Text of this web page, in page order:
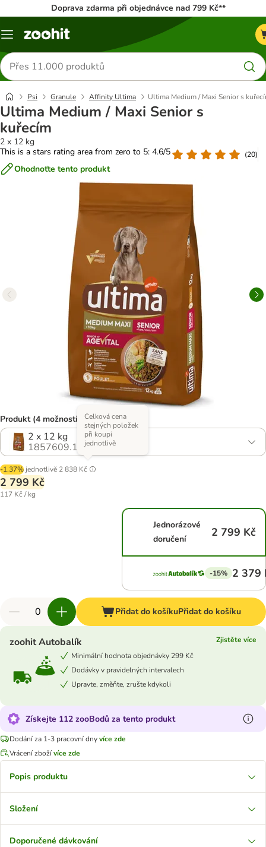
Doprava zdarma při objednávce nad 799 Kč**
Menu
Hledat
produkty
Psi Granule Affinity Ultima Ultima Medium / Maxi Senior s
Ultima Medium / Maxi Senior s
kuřecím
2 x 12 kg
This is a stars rating area from zero to 5: 4.6/5
(20)
Ohodnoťte tento produkt
Produkt (4 možností)
2 x 12 kg
1857609.1
-1.37% jednotlivě 2 838 Kč
Celková cena
stejných položek
při koupi
jednotlivě
2 799 Kč
117 Kč / kg
Jednorázové
doručení
2 799 Kč
-15% 2 379
Přidat do košíkuPřidat do košíku
zoohit Autobalík
Zjistěte více
Minimální hodnota objednávky 299 Kč
Dodávky v pravidelných intervalech
Upravte, změňte, zrušte kdykoli
Získejte 112 zooBodů za tento produkt
Dodání za 1-3 pracovní dnyvíce zde
Vrácení zbožívíce zde
Popis produktu
Složení
Doporučené dávkování